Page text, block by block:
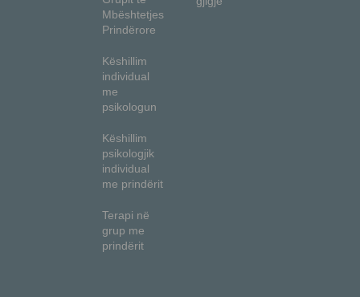
Mbështetjes
Prindërore
Këshillim
individual
me
psikologun
Këshillim
psikologjik
individual
me prindërit
Terapi në
grup me
prindërit